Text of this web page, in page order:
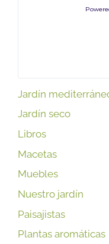
Jardín
Jardín seco
Libros
Macetas
Muebles
Nuestro jardín
Paisajistas
Plantas aromáticas